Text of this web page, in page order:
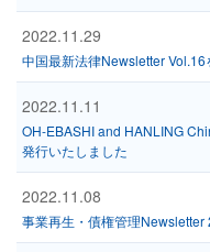
2022.11.29
中国最新法律Newsletter
2022.11.11
OH-EBASHI and HANLING
発行いたしました
2022.11.08
事業再生・債権管理